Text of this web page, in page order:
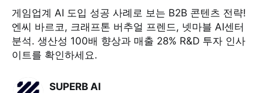
게임업계 AI 도입 성공 사례로 보는 B2B 콘텐츠 전략!
엔씨 바르코, 크래프톤 버추얼 프렌드, 넷마블 AI센터
분석. 생산성 100배 향상과 매출 28% R&D 투자 인사
이트를 확인하세요.
SUPERB AI